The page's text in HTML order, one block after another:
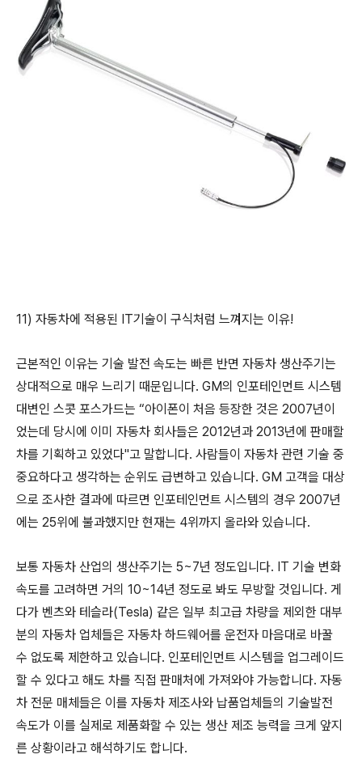
11) 자동차에 적용된 IT기술이 구식처럼 느껴지는 이유!
근본적인 이유는 기술 발전 속도는 빠른 반면 자동차 생산주기는
상대적으로 매우 느리기 때문입니다. GM의 인포테인먼트 시스템
대변인 스콧 포스가드는 “아이폰이 처음 등장한 것은 2007년이
었는데 당시에 이미 자동차 회사들은 2012년과 2013년에 판매할
차를 기획하고 있었다"고 말합니다. 사람들이 자동차 관련 기술 중
중요하다고 생각하는 순위도 급변하고 있습니다. GM 고객을 대상
으로 조사한 결과에 따르면 인포테인먼트 시스템의 경우 2007년
에는 25위에 불과했지만 현재는 4위까지 올라와 있습니다.
보통 자동차 산업의 생산주기는 5~7년 정도입니다. IT 기술 변화
속도를 고려하면 거의 10~14년 정도로 봐도 무방할 것입니다. 게
다가 벤츠와 테슬라(Tesla) 같은 일부 최고급 차량을 제외한 대부
분의 자동차 업체들은 자동차 하드웨어를 운전자 마음대로 바꿀
수 없도록 제한하고 있습니다. 인포테인먼트 시스템을 업그레이드
할 수 있다고 해도 차를 직접 판매처에 가져와야 가능합니다. 자동
차 전문 매체들은 이를 자동차 제조사와 납품업체들의 기술발전
속도가 이를 실제로 제품화할 수 있는 생산 제조 능력을 크게 앞지
른 상황이라고 해석하기도 합니다.